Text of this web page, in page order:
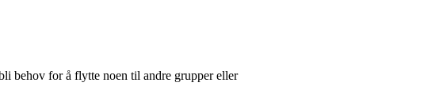
behov for å flytte noen til andre grupper eller